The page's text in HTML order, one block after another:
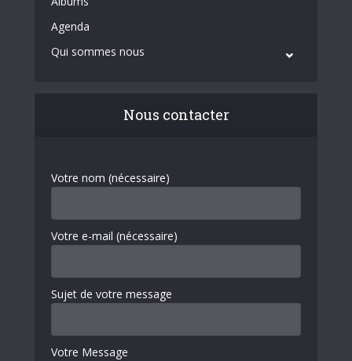
Agenda
Qui sommes nous
Nous contacter
Votre nom (nécessaire)
Votre e-mail (nécessaire)
Sujet de votre message
Votre Message